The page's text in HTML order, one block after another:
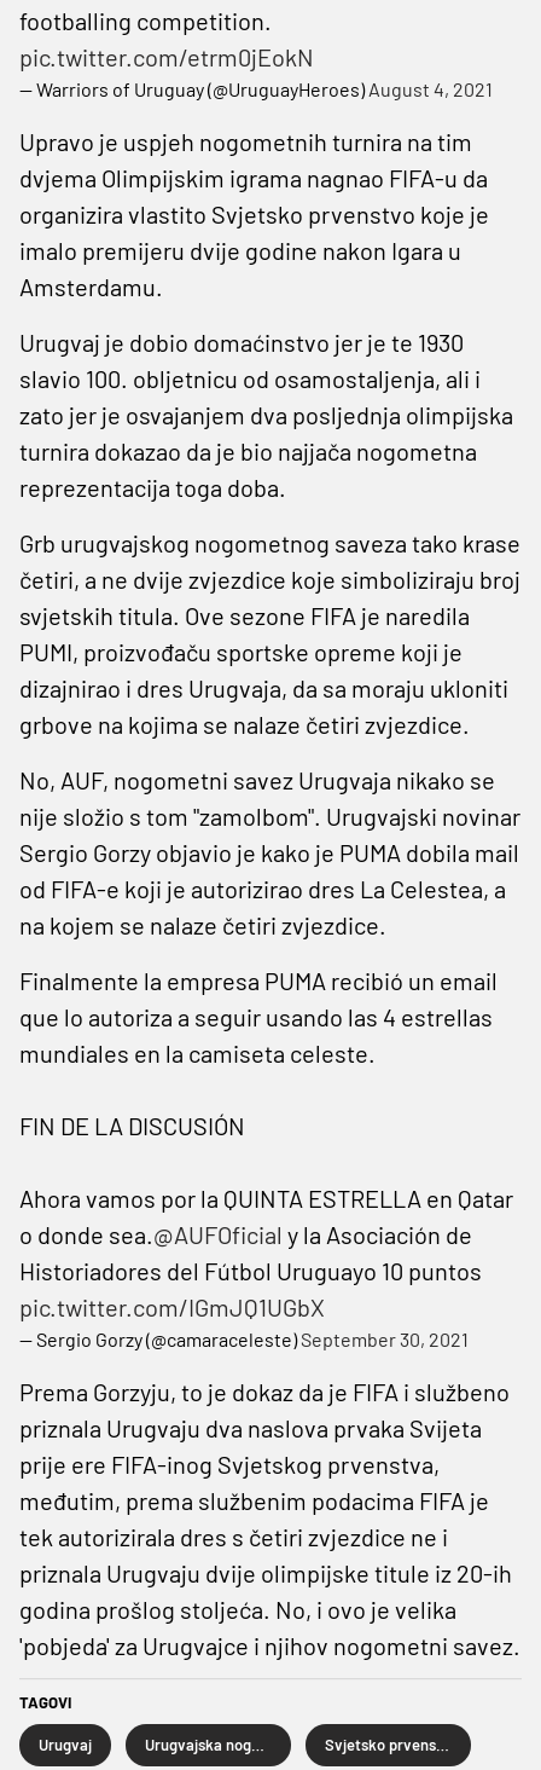
footballing competition.
pic.twitter.com/etrm0jEokN
— Warriors of Uruguay (@UruguayHeroes)August 4, 2021
Upravo je uspjeh nogometnih turnira na tim
dvjema Olimpijskim igrama nagnao FIFA-u da
organizira vlastito Svjetsko prvenstvo koje je
imalo premijeru dvije godine nakon Igara u
Amsterdamu.
Urugvaj je dobio domaćinstvo jer je te 1930
slavio 100. obljetnicu od osamostaljenja, ali i
zato jer je osvajanjem dva posljednja olimpijska
turnira dokazao da je bio najjača nogometna
reprezentacija toga doba.
Grb urugvajskog nogometnog saveza tako krase
četiri, a ne dvije zvjezdice koje simboliziraju broj
svjetskih titula. Ove sezone FIFA je naredila
PUMI, proizvođaču sportske opreme koji je
dizajnirao i dres Urugvaja, da sa moraju ukloniti
grbove na kojima se nalaze četiri zvjezdice.
No, AUF, nogometni savez Urugvaja nikako se
nije složio s tom "zamolbom". Urugvajski novinar
Sergio Gorzy objavio je kako je PUMA dobila mail
od FIFA-e koji je autorizirao dres La Celestea, a
na kojem se nalaze četiri zvjezdice.
Finalmente la empresa PUMA recibió un email
que lo autoriza a seguir usando las 4 estrellas
mundiales en la camiseta celeste.
FIN DE LA DISCUSIÓN
Ahora vamos por la QUINTA ESTRELLA en Qatar
o donde sea.@AUFOficial y la Asociación de
Historiadores del Fútbol Uruguayo 10 puntos
pic.twitter.com/IGmJQ1UGbX
— Sergio Gorzy (@camaraceleste)September 30, 2021
Prema Gorzyju, to je dokaz da je FIFA i službeno
priznala Urugvaju dva naslova prvaka Svijeta
prije ere FIFA-inog Svjetskog prvenstva,
međutim, prema službenim podacima FIFA je
tek autorizirala dres s četiri zvjezdice ne i
priznala Urugvaju dvije olimpijske titule iz 20-ih
godina prošlog stoljeća. No, i ovo je velika
'pobjeda' za Urugvajce i njihov nogometni savez.
TAGOVI
Urugvaj